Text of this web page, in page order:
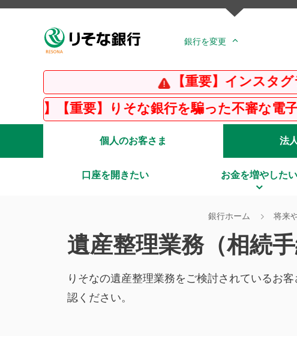
銀行を変更
【重要】インスタグラムの
要】りそな銀行を騙った不審な電子メール・
個人のお客さま 法
口座を開きたい お金を増やしたい
銀行ホーム 将来
遺産整理業務（相続
りそなの遺産整理業務をご検討されているお
認ください。